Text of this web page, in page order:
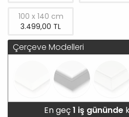
100 x 140 cm
3.499,00 TL
Çerçeve Modelleri
En geç1 iş gününde